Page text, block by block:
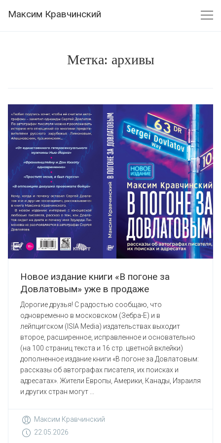
Максим Кравчинский
Метка: архивы
Новое издание книги «В погоне за
Довлатовым» уже в продаже
Дорогие друзья! С радостью сообщаю, что
одновременно в московском (Зебра-Е) и в
лейпцигском (ISIA Media) издательствах выходит
второе, расширенное, исправленное и основательно
(на 100 страниц текста и 16 стр. цветной вклейки)
дополненное издание книги «В погоне за Довлатовым:
рассказы об автографах писателя, их поисках и
адресатах». Жители Европы, Америки, Канады, Израиля
и других стран могут ...
Максим Кравчинский
22.05.2026